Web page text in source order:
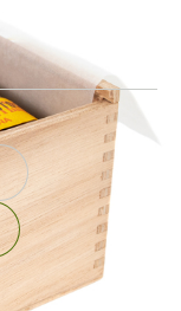
/ 4.0 pouces